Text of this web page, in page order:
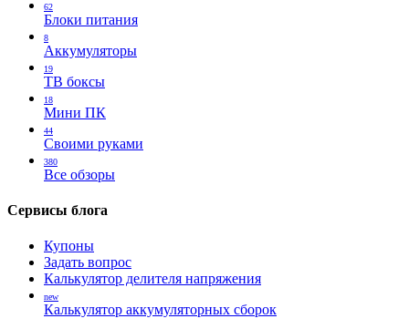
62
Блоки питания
8
Аккумуляторы
19
ТВ боксы
18
Мини ПК
44
Своими руками
380
Все обзоры
Сервисы блога
Купоны
Задать вопрос
Калькулятор делителя напряжения
new
Калькулятор аккумуляторных сборок